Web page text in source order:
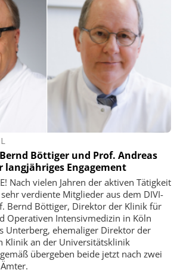
Böttiger und Prof. Andreas
Engagement
Nach vielen Jahren der aktiven Tätigkeit
verdiente Mitglieder aus dem DIVI-
Bernd Böttiger, Direktor der Klinik für
Operativen Intensivmedizin in Köln
Unterberg, ehemaliger Direktor der
Klinik an der Universitätsklinik
übergeben beide jetzt nach zwei